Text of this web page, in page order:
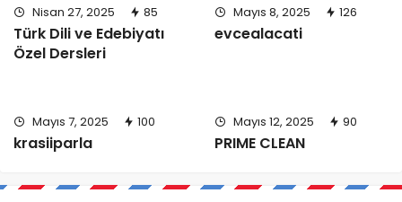
Nisan 27, 2025 85
Türk Dili ve Edebiyatı
Özel Dersleri
Mayıs 8, 2025 126
evcealacati
Mayıs 7, 2025 100
krasiiparla
Mayıs 12, 2025 90
PRIME CLEAN